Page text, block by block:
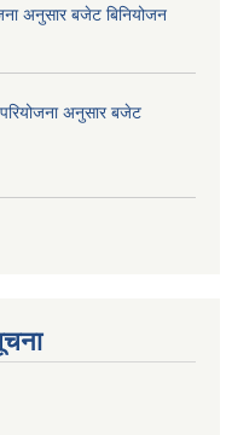
अनुसार बजेट बिनियोजन
अनुसार बजेट